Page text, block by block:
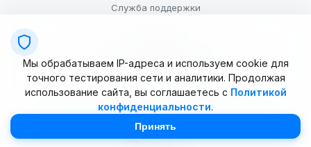
Служба поддержки
Условия использования
© 2025–2026 OpenSpeedTest (ИП Долматова В.В.). Все права
Мы обрабатываем IP-адреса и используем cookie для
точного тестирования сети и аналитики. Продолжая
использование сайта, вы соглашаетесь с Политикой
конфиденциальности.
Принять